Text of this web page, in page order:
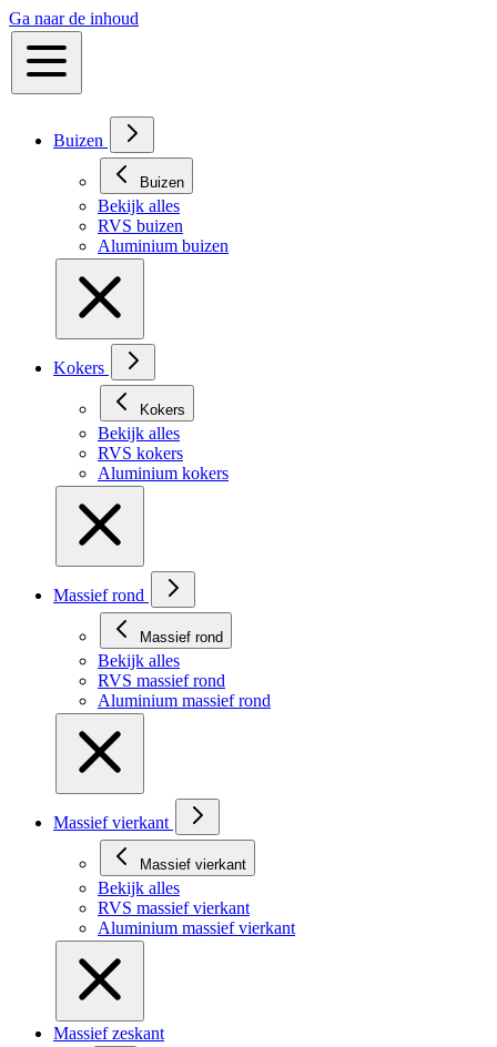
Ga naar de inhoud
Buizen
Buizen
Bekijk alles
RVS buizen
Aluminium buizen
Kokers
Kokers
Bekijk alles
RVS kokers
Aluminium kokers
Massief rond
Massief rond
Bekijk alles
RVS massief rond
Aluminium massief rond
Massief vierkant
Massief vierkant
Bekijk alles
RVS massief vierkant
Aluminium massief vierkant
Massief zeskant